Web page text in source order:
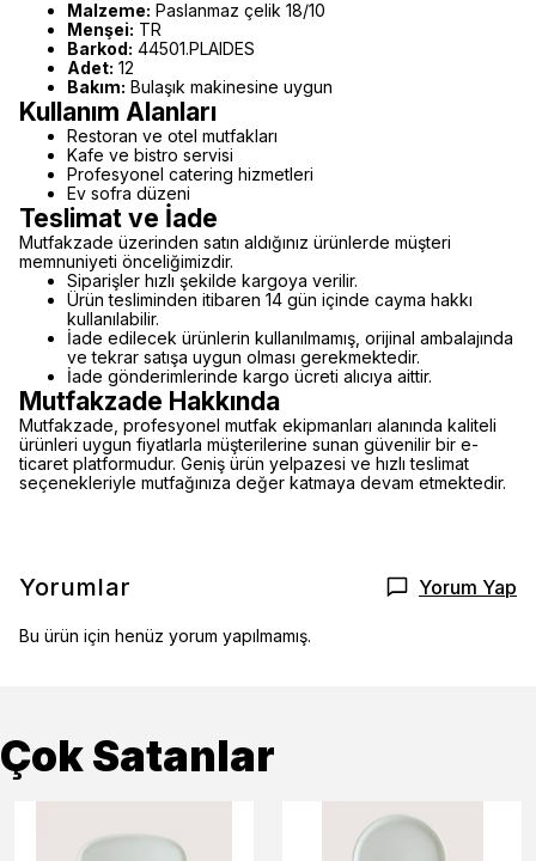
Malzeme: Paslanmaz çelik 18/10
Menşei: TR
Barkod: 44501.PLAIDES
Adet: 12
Bakım: Bulaşık makinesine uygun
Kullanım Alanları
Restoran ve otel mutfakları
Kafe ve bistro servisi
Profesyonel catering hizmetleri
Ev sofra düzeni
Teslimat ve İade
Mutfakzade üzerinden satın aldığınız ürünlerde müşteri
memnuniyeti önceliğimizdir.
Siparişler hızlı şekilde kargoya verilir.
Ürün tesliminden itibaren 14 gün içinde cayma hakkı
kullanılabilir.
İade edilecek ürünlerin kullanılmamış, orijinal ambalajında
ve tekrar satışa uygun olması gerekmektedir.
İade gönderimlerinde kargo ücreti alıcıya aittir.
Mutfakzade Hakkında
Mutfakzade, profesyonel mutfak ekipmanları alanında kaliteli
ürünleri uygun fiyatlarla müşterilerine sunan güvenilir bir e-
ticaret platformudur. Geniş ürün yelpazesi ve hızlı teslimat
seçenekleriyle mutfağınıza değer katmaya devam etmektedir.
Yorumlar Yorum Yap
Bu ürün için henüz yorum yapılmamış.
Çok Satanlar